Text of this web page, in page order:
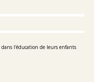
l'éducation de leurs enfants